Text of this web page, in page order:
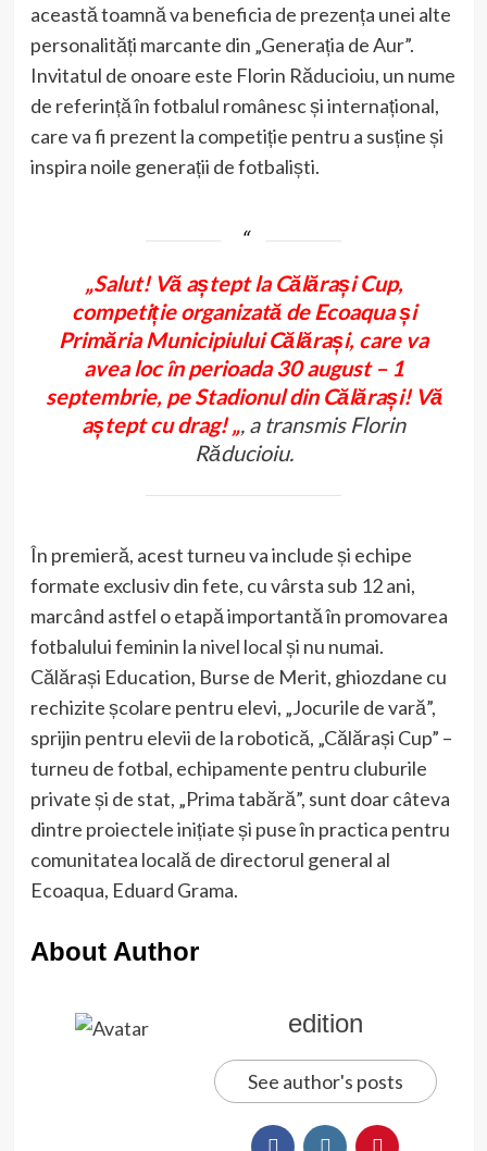
această toamnă va beneficia de prezența unei alte
personalități marcante din „Generația de Aur”.
Invitatul de onoare este Florin Răducioiu, un nume
de referință în fotbalul românesc și internațional,
care va fi prezent la competiție pentru a susține și
inspira noile generații de fotbaliști.
„Salut! Vă aștept la Călărași Cup,
competiție organizată de Ecoaqua și
Primăria Municipiului Călărași, care va
avea loc în perioada 30 august – 1
septembrie, pe Stadionul din Călărași! Vă
aștept cu drag! „, a transmis Florin
Răducioiu.
În premieră, acest turneu va include și echipe
formate exclusiv din fete, cu vârsta sub 12 ani,
marcând astfel o etapă importantă în promovarea
fotbalului feminin la nivel local și nu numai.
Călărași Education, Burse de Merit, ghiozdane cu
rechizite școlare pentru elevi, „Jocurile de vară”,
sprijin pentru elevii de la robotică, „Călărași Cup” –
turneu de fotbal, echipamente pentru cluburile
private și de stat, „Prima tabără”, sunt doar câteva
dintre proiectele inițiate și puse în practica pentru
comunitatea locală de directorul general al
Ecoaqua, Eduard Grama.
About Author
edition
See author's posts